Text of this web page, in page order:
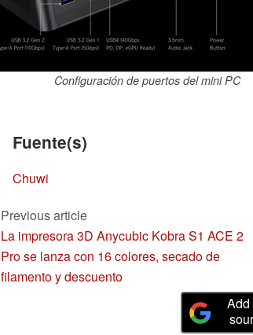
Configuración de puertos del mini PC
Fuente(s)
Chuwi
Previous article
La impresora 3D Anycubic Kobra S1 ACE 2
Pro se lanza con 16 colores, secado de
filamento y descuento
Add